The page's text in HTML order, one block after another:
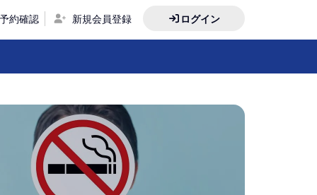
予約確認 新規会員登録 ログイン